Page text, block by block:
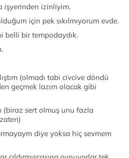
işyerinden izinliyim.
için pek sıkılmıyorum evde.
belli bir tempodaydık.
(olmadı tabi civcive döndü
geçmek lazım olacak gibi
(biraz sert olmuş unu fazla
diye yoksa hiç sevmem